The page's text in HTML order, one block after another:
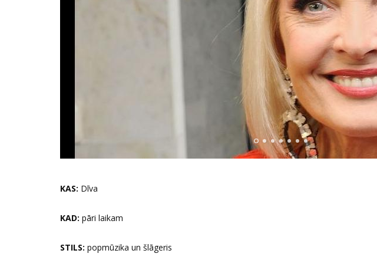
KAS: Dīva
KAD: pāri laikam
STILS: popmūzika un šlāgeris